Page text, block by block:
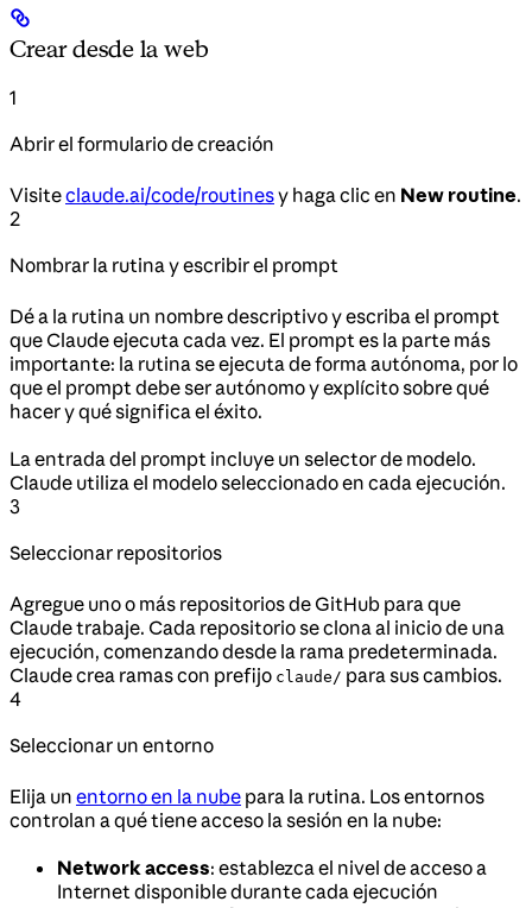
Crear desde la web
1
Abrir el formulario de creación
Visiteclaude.ai/code/routinesy haga clic en New routine.
2
Nombrar la rutina y escribir el prompt
Dé a la rutina un nombre descriptivo y escriba el prompt
que Claude ejecuta cada vez. El prompt es la parte más
importante: la rutina se ejecuta de forma autónoma, por lo
que el prompt debe ser autónomo y explícito sobre qué
hacer y qué significa el éxito.
La entrada del prompt incluye un selector de modelo.
Claude utiliza el modelo seleccionado en cada ejecución.
3
Seleccionar repositorios
Agregue uno o más repositorios de GitHub para que
Claude trabaje. Cada repositorio se clona al inicio de una
ejecución, comenzando desde la rama predeterminada.
Claude crea ramas con prefijo claude/ para sus cambios.
4
Seleccionar un entorno
Elija un entorno en la nube para la rutina. Los entornos
controlan a qué tiene acceso la sesión en la nube:
Network access: establezca el nivel de acceso a
Internet disponible durante cada ejecución